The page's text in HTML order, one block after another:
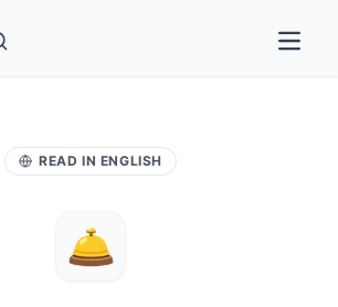
Open
READ IN ENGLISH
🛎️